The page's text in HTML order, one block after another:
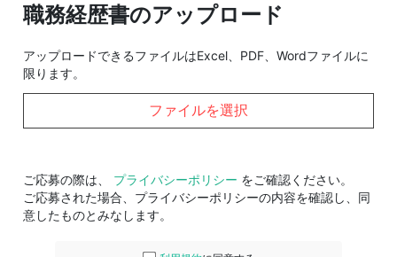
職務経歴書のアップロード
アップロードできるファイルはExcel、PDF、Wordファイルに
限ります。
ファイルを選択
ご応募の際は、 プライバシーポリシー をご確認ください。
ご応募された場合、プライバシーポリシーの内容を確認し、同
意したものとみなします。